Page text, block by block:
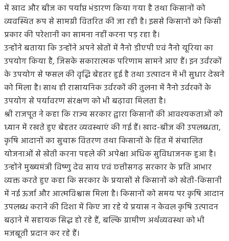
में खाद और बीज का पर्याप्त भंडारण किया गया है तथा किसानों को
व्यवस्थित रूप से सामग्री वितरित की जा रही है। इससे किसानों को किसी
प्रकार की परेशानी का सामना नहीं करना पड़ रहा है।
उन्होंने बताया कि उन्होंने अपने खेतों में नैनो डीएपी एवं नैनो यूरिया का
उपयोग किया है, जिसके सकारात्मक परिणाम सामने आए हैं। इन उर्वरकों
के उपयोग से फसल की वृद्धि बेहतर हुई है तथा उत्पादन में भी सुधार देखने
को मिला है। साथ ही रासायनिक उर्वरकों की तुलना में नैनो उर्वरकों के
उपयोग से पर्यावरण संरक्षण को भी बढ़ावा मिलता है।
श्री राजपूत ने कहा कि राज्य सरकार द्वारा किसानों की आवश्यकताओं को
ध्यान में रखते हुए बेहतर व्यवस्थाएं की गई हैं। खाद-बीज की उपलब्धता,
कृषि आदानों का सुचारू वितरण तथा किसानों के हित में संचालित
योजनाओं से खेती करना पहले की अपेक्षा अधिक सुविधाजनक हुआ है।
उन्होंने मुख्यमंत्री विष्णु देव साय एवं छत्तीसगढ़ सरकार के प्रति आभार
व्यक्त करते हुए कहा कि सरकार के प्रयासों से किसानों को खेती-किसानी
में नई ऊर्जा और आत्मविश्वास मिला है। किसानों को समय पर कृषि आदान
उपलब्ध कराने की दिशा में किए जा रहे ये प्रयास न केवल कृषि उत्पादन
बढ़ाने में सहायक सिद्ध हो रहे हैं, बल्कि ग्रामीण अर्थव्यवस्था को भी
मजबूती प्रदान कर रहे हैं।